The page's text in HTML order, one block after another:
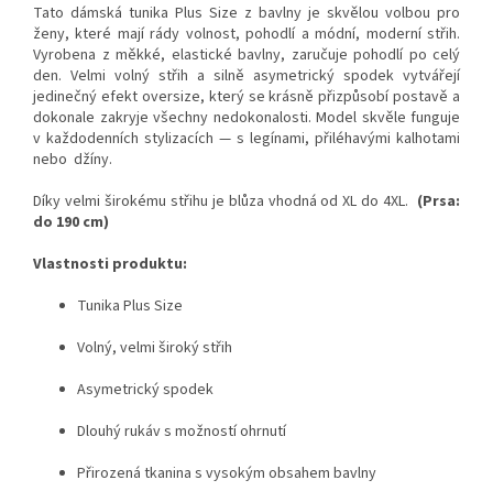
Tato dámská tunika Plus Size z bavlny je skvělou volbou pro
ženy, které mají rády volnost, pohodlí a módní, moderní střih.
Vyrobena z měkké, elastické bavlny, zaručuje pohodlí po celý
den. Velmi volný střih a silně asymetrický spodek vytvářejí
jedinečný efekt oversize, který se krásně přizpůsobí postavě a
dokonale zakryje všechny nedokonalosti. Model skvěle funguje
v každodenních stylizacích — s legínami, přiléhavými kalhotami
nebo džíny.
Díky velmi širokému střihu je blůza vhodná od XL do 4XL. (Prsa:
do 190 cm)
Vlastnosti produktu:
Tunika Plus Size
Volný, velmi široký střih
Asymetrický spodek
Dlouhý rukáv s možností ohrnutí
Přirozená tkanina s vysokým obsahem bavlny